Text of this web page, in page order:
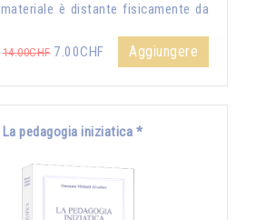
è distante fisicamente da
14.00CHF7.00CHF Aggiungere
La pedagogia iniziatica *